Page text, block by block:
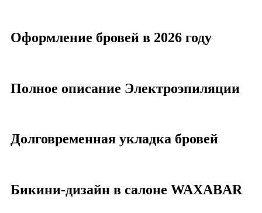
Оформление бровей в 2026 году
Полное описание Электроэпиляции
Долговременная укладка бровей
Бикини-дизайн в салоне WAXABAR